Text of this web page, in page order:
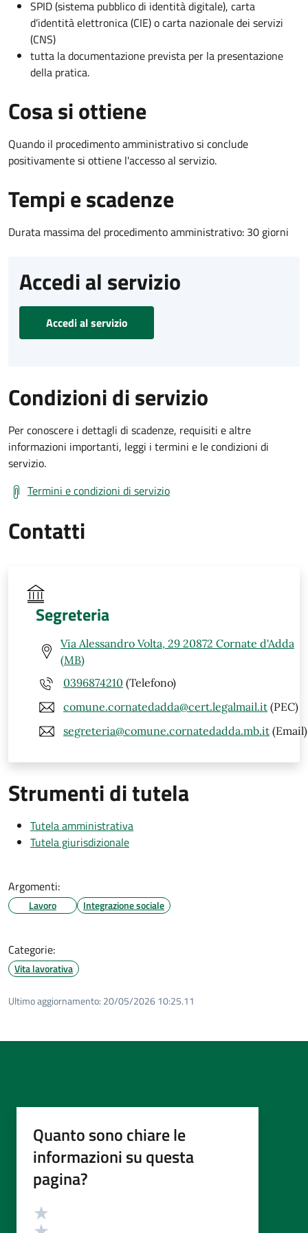
SPID (sistema pubblico di identità digitale), carta
d’identità elettronica (CIE) o carta nazionale dei servizi
(CNS)
tutta la documentazione prevista per la presentazione
della pratica.
Cosa si ottiene
Quando il procedimento amministrativo si conclude
positivamente si ottiene l'accesso al servizio.
Tempi e scadenze
Durata massima del procedimento amministrativo: 30 giorni
Accedi al servizio
Accedi al servizio
Condizioni di servizio
Per conoscere i dettagli di scadenze, requisiti e altre
informazioni importanti, leggi i termini e le condizioni di
servizio.
Termini e condizioni di servizio
Contatti
Segreteria
Via Alessandro Volta, 29 20872 Cornate d'Adda
(MB)
0396874210 (Telefono)
comune.cornatedadda@cert.legalmail.it (PEC)
segreteria@comune.cornatedadda.mb.it (Email)
Strumenti di tutela
Tutela amministrativa
Tutela giurisdizionale
Argomenti:
Lavoro Integrazione sociale
Categorie:
Vita lavorativa
Ultimo aggiornamento: 20/05/2026 10:25.11
Quanto sono chiare le
informazioni su questa
pagina?
Valutazione